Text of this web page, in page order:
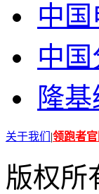
中
中
隆
关于我们 |领跑者官
版权所